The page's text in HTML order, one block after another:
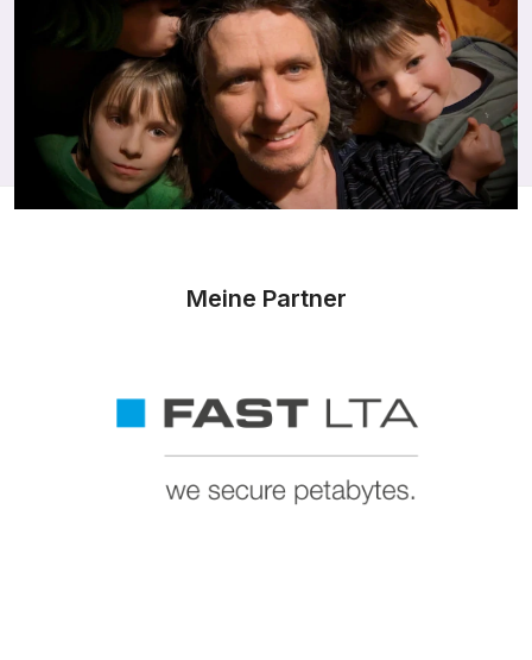
Meine Partner